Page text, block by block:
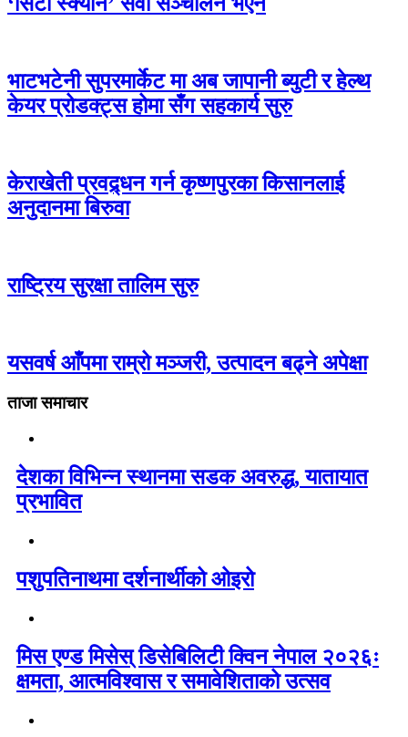
भाटभटेनी सुपरमार्केट मा अब जापानी ब्युटी र हेल्थ
केयर प्रोडक्ट्स होमा सँग सहकार्य सुरु
केराखेती प्रवद्र्धन गर्न कृष्णपुरका किसानलाई
अनुदानमा बिरुवा
राष्ट्रिय सुरक्षा तालिम सुरु
यसवर्ष आँपमा राम्रो मञ्जरी, उत्पादन बढ्ने अपेक्षा
ताजा समाचार
देशका विभिन्न स्थानमा सडक अवरुद्ध, यातायात
प्रभावित
पशुपतिनाथमा दर्शनार्थीको ओइरो
मिस एण्ड मिसेस् डिसेबिलिटी क्विन नेपाल २०२६ः
क्षमता, आत्मविश्वास र समावेशिताको उत्सव